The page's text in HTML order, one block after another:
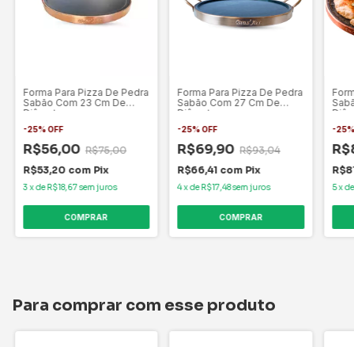
Forma Para Pizza De Pedra
Sabão Com 23 Cm De
Diâmetro.
-25%OFF
R$56,00 R$75,00
R$53,20 com Pix
3xdeR$18,67sem juros
Forma Para Pizza De Pedra
Sabão Com 27 Cm De
Diâmetro
-25%OFF
R$69,90 R$93,04
R$66,41 com Pix
4xdeR$17,48sem juros
-25
5x
Para comprar com esse produto